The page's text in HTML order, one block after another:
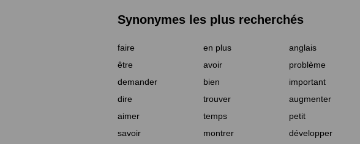
Synonymes les plus recherchés
faire en plus anglais
être
avoir problème
demander
bien important
dire
trouver augmenter
aimer
temps petit
savoir
montrer développer